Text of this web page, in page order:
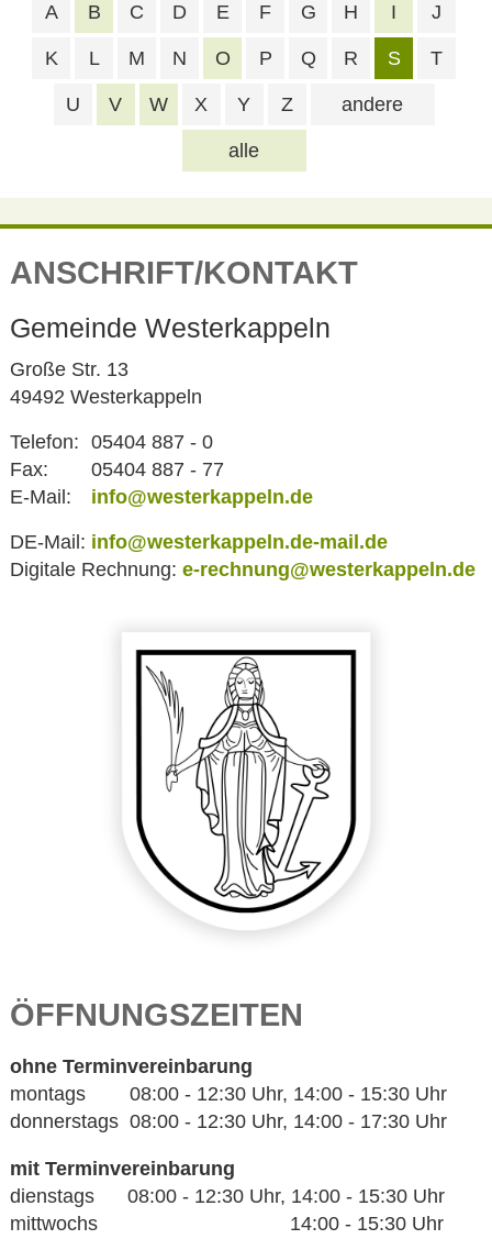
alle
A B C D E F G H I J
K L M N O P Q R S T
U V W X Y Z andere
ANSCHRIFT/KONTAKT
Gemeinde Westerkappeln
Große Str. 13
49492 Westerkappeln
Telefon: 05404 887 - 0
Fax:
05404 887 - 77
E-Mail:
info@westerkappeln.de
DE-Mail: info@westerkappeln.de-mail.de
Digitale Rechnung: e-rechnung@westerkappeln.de
ÖFFNUNGSZEITEN
ohne Terminvereinbarung
montags 08:00 - 12:30 Uhr, 14:00 - 15:30 Uhr
donnerstags 08:00 - 12:30 Uhr, 14:00 - 17:30 Uhr
mit Terminvereinbarung
dienstags 08:00 - 12:30 Uhr, 14:00 - 15:30 Uhr
mittwochs 14:00 - 15:30 Uhr